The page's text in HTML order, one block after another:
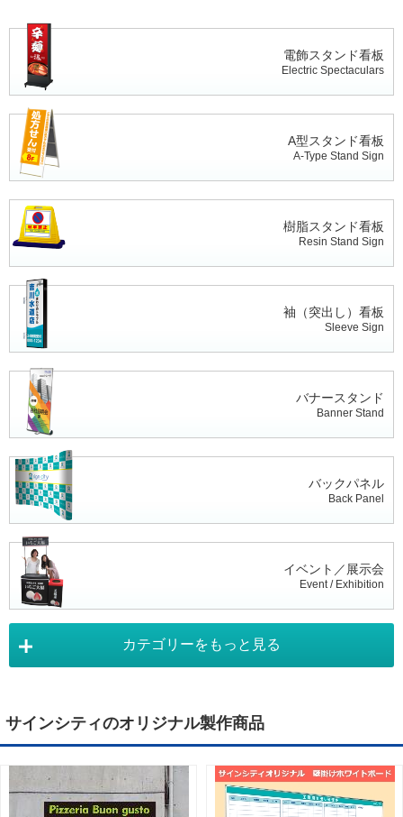
電飾スタンド看板
Electric Spectaculars
A型スタンド看板
A-Type Stand Sign
樹脂スタンド看板
Resin Stand Sign
袖（突出し）看板
Sleeve Sign
バナースタンド
Banner Stand
バックパネル
Back Panel
イベント／展示会
Event / Exhibition
Tapestry
カテゴリーをもっと見る
サインシティのオリジナル製作商品